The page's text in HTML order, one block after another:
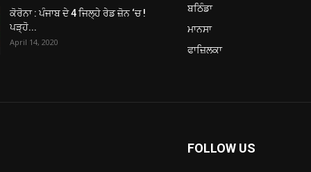
ਕੋਰੋਨਾ : ਪੰਜਾਬ ਦੇ 4 ਜਿਲ੍ਹੇ ਰੇਡ ਜ਼ੋਨ ‘ਚ !
ਪੜ੍ਹੋ...
April 14, 2020
ਬਠਿੰਡਾ
ਮਾਨਸਾ
ਫਾਜ਼ਿਲਕਾ
FOLLOW US